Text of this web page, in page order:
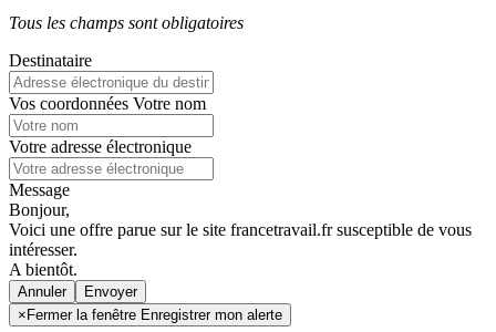
Tous les champs sont obligatoires
Destinataire
Vos coordonnées Votre nom
Votre adresse électronique
Message
Bonjour,
Voici une offre parue sur le site francetravail.fr susceptible de vous
intéresser.
A bientôt.
Annuler
× Fermer la fenêtre Enregistrer mon alerte